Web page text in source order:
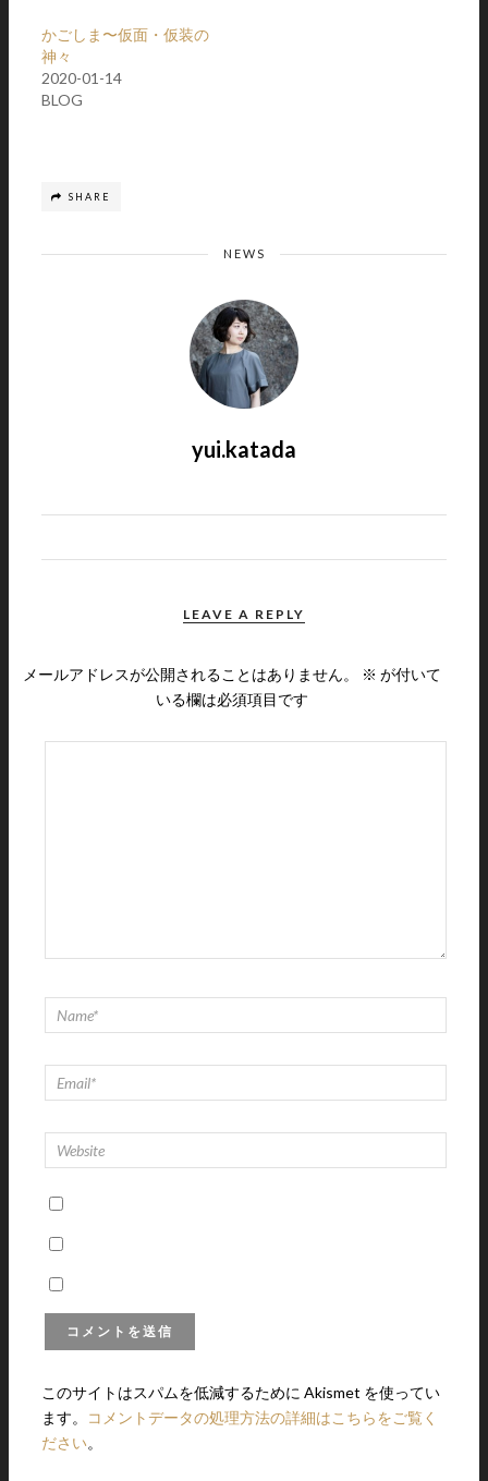
かごしま〜仮面・仮装の
神々
2020-01-14
BLOG
SHARE
NEWS
yui.katada
LEAVE A REPLY
メールアドレスが公開されることはありません。 ※ が付いて
いる欄は必須項目です
このサイトはスパムを低減するために Akismet を使ってい
ます。
コメントデータの処理方法の詳細はこちらをご覧く
ださい。